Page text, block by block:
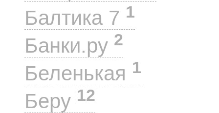
Балтика 7 1
Банки.ру 2
Беленькая 1
Беру 12